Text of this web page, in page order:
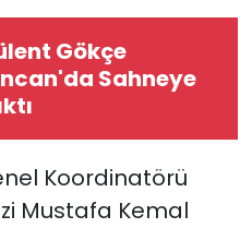
Gökçe
Sahneye
Koordinatörü
Mustafa Kemal